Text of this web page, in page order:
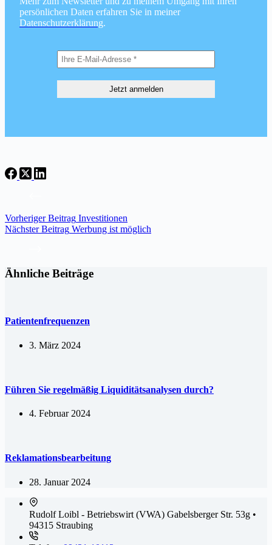
persönlichen Daten erfahren Sie in meiner
Datenschutzerklärung.
VorherigerBeitrag Investitionen
NächsterBeitrag Werbung ist möglich
Ähnliche Beiträge
Patientenfrequenzen
3. März 2024
Führen Sie regelmäßig Liquiditätsanalysen durch?
4. Februar 2024
Reklamationsbearbeitung
28. Januar 2024
Rudolf Loibl - Betriebswirt (VWA) Gabelsberger Str. 53g •
94315 Straubing